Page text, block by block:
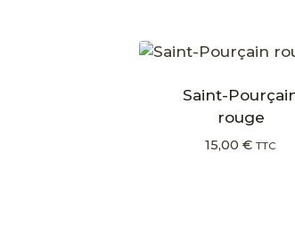
Saint-
rouge
15,00 € TTC